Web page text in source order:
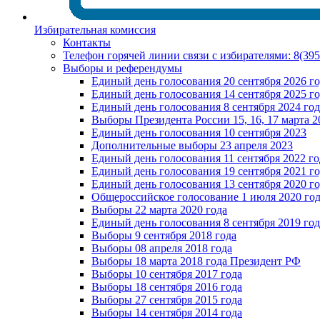
Избирательная комиссия
Контакты
Телефон горячей линии связи с избирателями:
Выборы и референдумы
Единый день голосования 20 сентября 2026
Единый день голосования 14 сентября 2025
Единый день голосования 8 сентября 2024
Выборы Президента России 15, 16, 17 марта
Единый день голосования 10 сентября 2023
Дополнительные выборы 23 апреля 2023
Единый день голосования 11 сентября 2022
Единый день голосования 19 сентября 2021
Единый день голосования 13 сентября 2020
Общероссийское голосование 1 июля 2020
Выборы 22 марта 2020 года
Единый день голосования 8 сентября 2019
Выборы 9 сентября 2018 года
Выборы 08 апреля 2018 года
Выборы 18 марта 2018 года Президент РФ
Выборы 10 сентября 2017 года
Выборы 18 сентября 2016 года
Выборы 27 сентября 2015 года
Выборы 14 сентября 2014 года